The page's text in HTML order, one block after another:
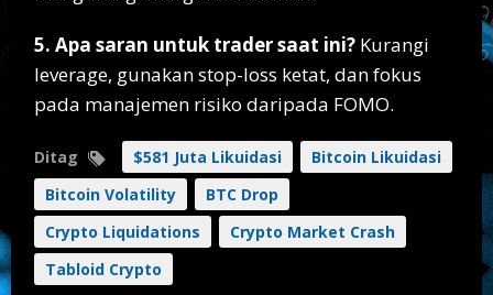
5. Apa saran untuk trader saat ini? Kurangi
leverage, gunakan stop-loss ketat, dan fokus
pada manajemen risiko daripada FOMO.
Ditag $581 Juta Likuidasi
Bitcoin Likuidasi
Bitcoin Volatility
BTC Drop
Crypto Liquidations
Crypto Market Crash
Tabloid Crypto